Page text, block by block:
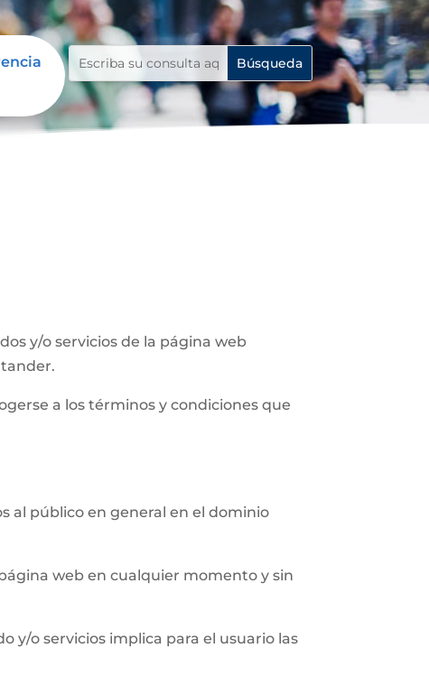
y/o servicios de la página web
a los términos y condiciones que
al público en general en el dominio
web en cualquier momento y sin
y/o servicios implica para el usuario las